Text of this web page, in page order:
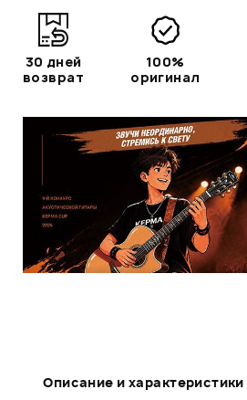
30 дней
возврат
100%
оригинал
Описание и характеристики